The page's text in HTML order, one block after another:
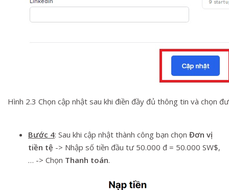
Hình 2.3 Chọn cập nhật sau khi điền đầy đủ thông tin và chọn
Bước 4: Sau khi cập nhật thành công bạn chọn Đơn vị
tiền tệ -> Nhập số tiền đầu tư 50.000 đ = 50.000 SW$,
… -> Chọn Thanh toán.